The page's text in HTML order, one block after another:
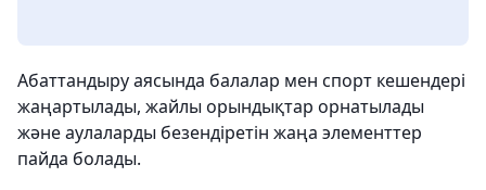
Абаттандыру аясында балалар мен спорт кешендері
жаңартылады, жайлы орындықтар орнатылады
және аулаларды безендіретін жаңа элементтер
пайда болады.